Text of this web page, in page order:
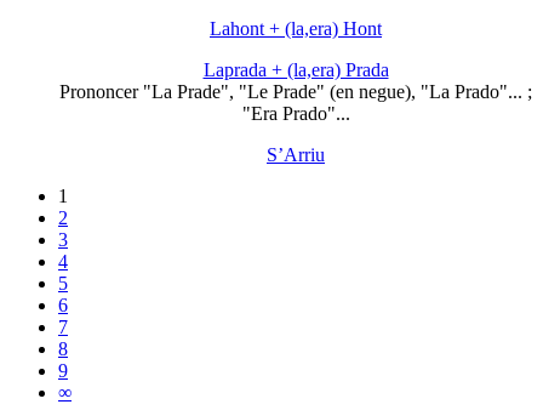
Lahont + (la,era) Hont
Laprada + (la,era) Prada
Prononcer "La Prade", "Le Prade" (en negue), "La Prado"... ;
"Era Prado"...
S’Arriu
1
2
3
4
5
6
7
8
9
∞